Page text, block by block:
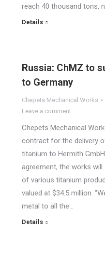
reach 40 thousand tons,
Details
Russia: ChMZ to
to Germany
Chepets Mechanical Works
Leave a comment
Chepets Mechanical
contract for the delivery
titanium to Hermith
agreement, the works
of various titanium
valued at $34.5 million.
metal to all the…
Details